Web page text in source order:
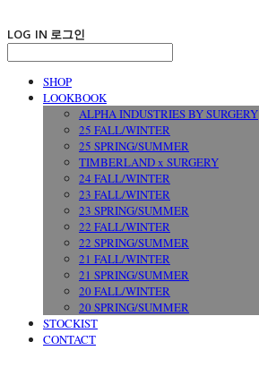
LOG IN 로그인
SHOP
LOOKBOOK
ALPHA INDUSTRIES BY SURGERY
25 FALL/WINTER
25 SPRING/SUMMER
TIMBERLAND x SURGERY
24 FALL/WINTER
23 FALL/WINTER
23 SPRING/SUMMER
22 FALL/WINTER
22 SPRING/SUMMER
21 FALL/WINTER
21 SPRING/SUMMER
20 FALL/WINTER
20 SPRING/SUMMER
STOCKIST
CONTACT